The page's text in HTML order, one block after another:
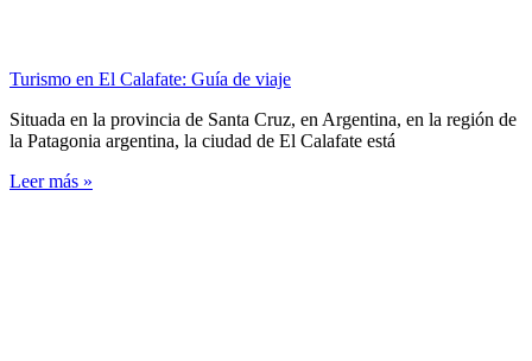
Turismo en El Calafate: Guía de viaje
Situada en la provincia de Santa Cruz, en Argentina, en la región de
la Patagonia argentina, la ciudad de El Calafate está
Leer más »